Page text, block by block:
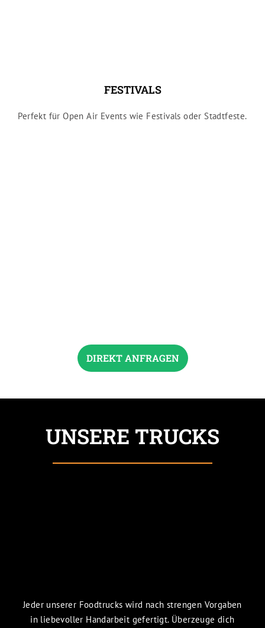
FESTIVALS
Perfekt für Open Air Events wie Festivals oder Stadtfeste.
DIREKT ANFRAGEN
UNSERE TRUCKS
Jeder unserer Foodtrucks wird nach strengen Vorgaben
in liebevoller Handarbeit gefertigt. Überzeuge dich